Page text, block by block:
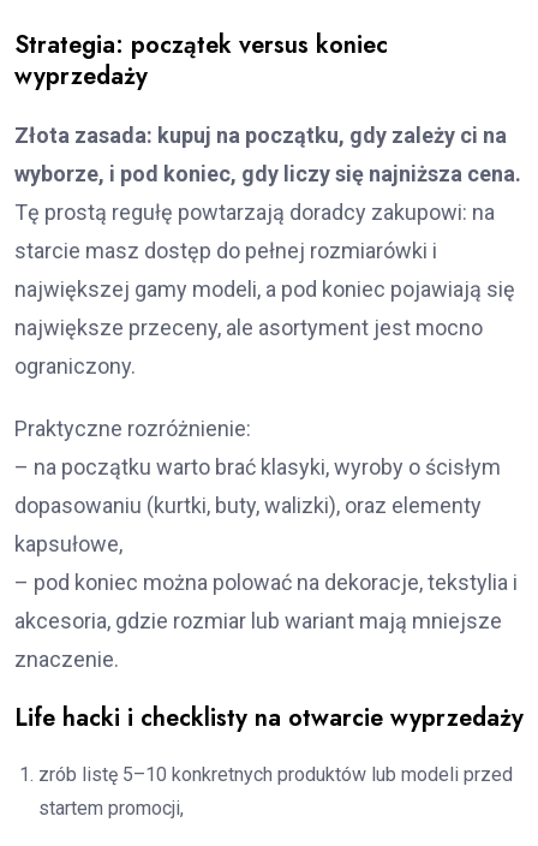
Strategia: początek versus koniec
wyprzedaży
Złota zasada: kupuj na początku, gdy zależy ci na
wyborze, i pod koniec, gdy liczy się najniższa cena.
Tę prostą regułę powtarzają doradcy zakupowi: na
starcie masz dostęp do pełnej rozmiarówki i
największej gamy modeli, a pod koniec pojawiają się
największe przeceny, ale asortyment jest mocno
ograniczony.
Praktyczne rozróżnienie:
– na początku warto brać klasyki, wyroby o ścisłym
dopasowaniu (kurtki, buty, walizki), oraz elementy
kapsułowe,
– pod koniec można polować na dekoracje, tekstylia i
akcesoria, gdzie rozmiar lub wariant mają mniejsze
znaczenie.
Life hacki i checklisty na otwarcie wyprzedaży
zrób listę 5–10 konkretnych produktów lub modeli przed
startem promocji,